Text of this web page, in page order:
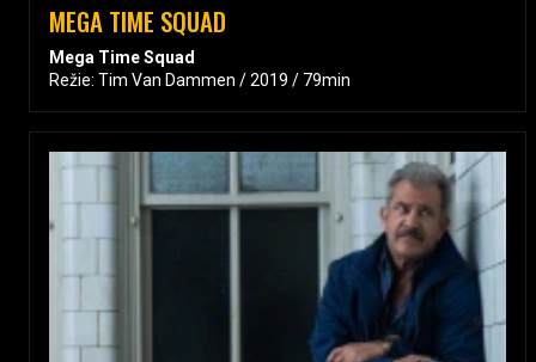
MEGA TIME SQUAD
Mega Time Squad
Režie: Tim Van Dammen / 2019 / 79min